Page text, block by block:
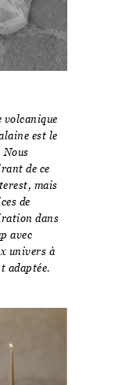
volcanique
est le
Nous
de ce
mais
de
dans
avec
univers à
adaptée.